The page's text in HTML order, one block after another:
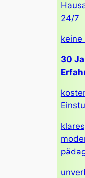
24/7
keine
30